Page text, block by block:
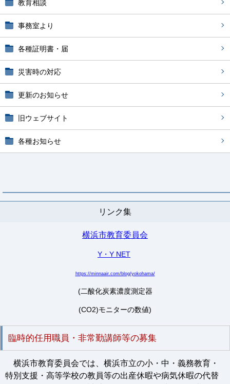
教育相談
事務室より
各種証明書・届
災害時の対応
更新のお知らせ
旧ウェブサイト
各種お知らせ
リンク集
横浜市教育委員会
Y・Y NET
https://minnaair.com/blog/yokohama/
(二酸化炭素濃度測定器
(CO2)モニターの数値)
臨時的任用職員・非常勤講師等の募集
横浜市教育委員会では、横浜市立の小・中・義務教育・
特別支援・高等学校の教員等の出産休暇や病気休暇の代替